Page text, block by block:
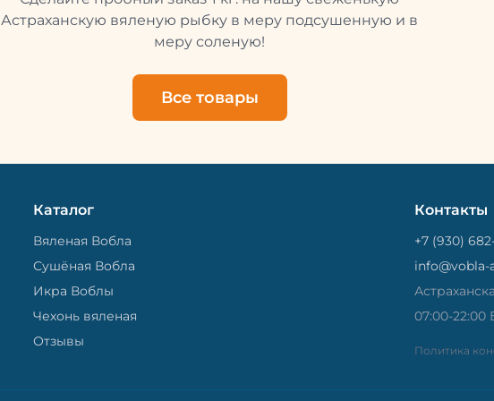
рыбу упаковывают в специальный
пакет, чтобы она не портилась и не
не просто вкусная еда, но и
пример того, как можно сочетать
старые рецепты и современные
вкусно.
Астраханскую вяленую рыбку в меру подсушенную и в
меру соленую!
Все товары
Каталог
Вяленая Вобла
Сушёная Вобла
Икра Воблы
Чехонь вяленая
Отзывы
Контакты
+7 (930)
info@vobla-
07:00-22:00
Политика